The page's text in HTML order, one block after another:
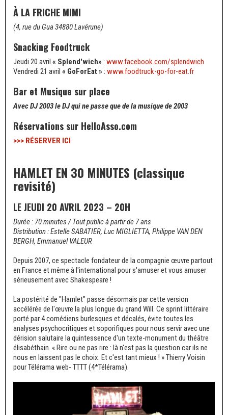
À LA FRICHE MIMI
(4, rue du Gua 34880 Lavérune)
Snacking Foodtruck
Jeudi 20 avril « Splend'wich» : www.facebook.com/splendwich
Vendredi 21 avril « GoForEat » : www.foodtruck-go-for-eat.fr
Bar et Musique sur place
Avec DJ 2003 le DJ qui ne passe que de la musique de 2003
Réservations sur HelloAsso.com
>>> RÉSERVER ICI
HAMLET EN 30 MINUTES (classique
revisité)
LE JEUDI 20 AVRIL 2023 – 20H
Durée : 70 minutes / Tout public à partir de 7 ans
Distribution : Estelle SABATIER, Luc MIGLIETTA, Philippe VAN DEN
BERGH, Emmanuel VALEUR
Depuis 2007, ce spectacle fondateur de la compagnie œuvre partout
en France et même à l'international pour s'amuser et vous amuser
sérieusement avec Shakespeare !
La postérité de "Hamlet" passe désormais par cette version
accélérée de l'œuvre la plus longue du grand Will. Ce sprint littéraire
porté par 4 comédiens burlesques et décalés, évite toutes les
analyses psychocritiques et soporifiques pour nous servir avec une
dérision salutaire la quintessence d'un texte-monument du théâtre
élisabéthain. « Rire ou ne pas rire : là n'est pas la question car ils ne
nous en laissent pas le choix. Et c'est tant mieux ! » Thierry Voisin
pour Télérama web- TTTT (4*Télérama).